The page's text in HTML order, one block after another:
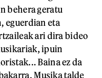
behera geratu
eguerdian eta
ari dira bideo
ipuin
Baina ez da
Musika talde